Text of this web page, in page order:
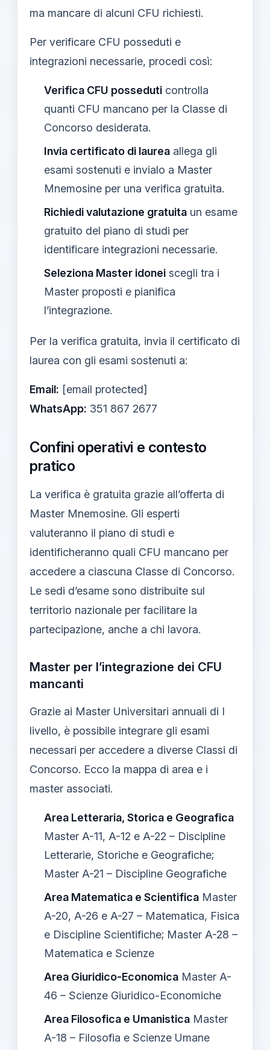
ma mancare di alcuni CFU richiesti.
Per verificare CFU posseduti e
integrazioni necessarie, procedi così:
Verifica CFU posseduti controlla
quanti CFU mancano per la Classe di
Concorso desiderata.
Invia certificato di laurea allega gli
esami sostenuti e invialo a Master
Mnemosine per una verifica gratuita.
Richiedi valutazione gratuita un esame
gratuito del piano di studi per
identificare integrazioni necessarie.
Seleziona Master idonei scegli tra i
Master proposti e pianifica
l’integrazione.
Per la verifica gratuita, invia il certificato di
laurea con gli esami sostenuti a:
Email: [email protected]
WhatsApp: 351 867 2677
Confini operativi e contesto
pratico
La verifica è gratuita grazie all’offerta di
Master Mnemosine. Gli esperti
valuteranno il piano di studi e
identificheranno quali CFU mancano per
accedere a ciascuna Classe di Concorso.
Le sedi d’esame sono distribuite sul
territorio nazionale per facilitare la
partecipazione, anche a chi lavora.
Master per l’integrazione dei CFU
mancanti
Grazie ai Master Universitari annuali di I
livello, è possibile integrare gli esami
necessari per accedere a diverse Classi di
Concorso. Ecco la mappa di area e i
master associati.
Area Letteraria, Storica e Geografica
Master A-11, A-12 e A-22 – Discipline
Letterarie, Storiche e Geografiche;
Master A-21 – Discipline Geografiche
Area Matematica e Scientifica Master
A-20, A-26 e A-27 – Matematica, Fisica
e Discipline Scientifiche; Master A-28 –
Matematica e Scienze
Area Giuridico-Economica Master A-
46 – Scienze Giuridico-Economiche
Area Filosofica e Umanistica Master
A-18 – Filosofia e Scienze Umane